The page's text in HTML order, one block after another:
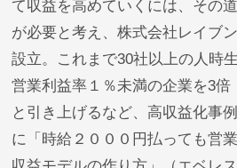
て収益を高めていくには、その
が必要と考え、株式会社レイブ
設立。これまで30社以上の人時
営業利益率１％未満の企業を3
と引き上げるなど、高収益化事
に「時給２０００円払っても営